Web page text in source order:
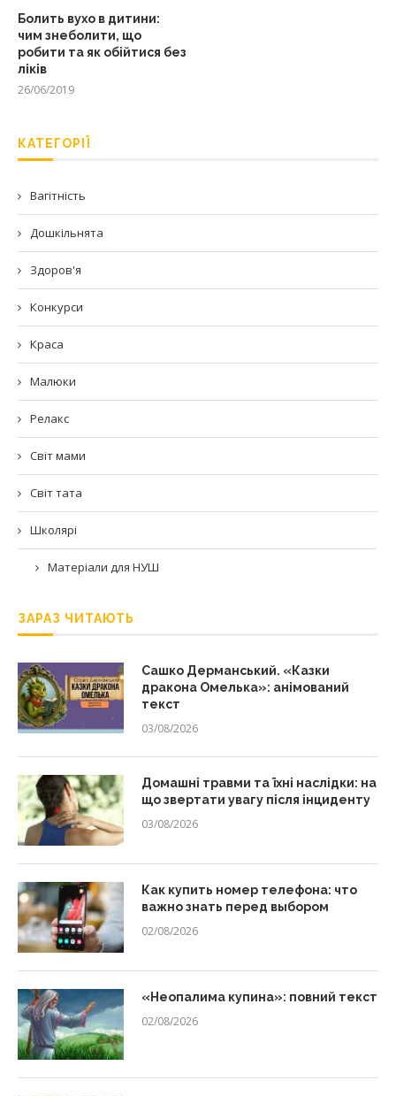
Болить вухо в дитини:
чим знеболити, що
робити та як обійтися без
ліків
26/06/2019
КАТЕГОРІЇ
Вагітність
Дошкільнята
Здоров'я
Конкурси
Краса
Малюки
Релакс
Світ мами
Світ тата
Школярі
Матеріали для НУШ
ЗАРАЗ ЧИТАЮТЬ
Сашко Дерманський. «Казки
дракона Омелька»: анімований
текст
03/08/2026
Домашні травми та їхні наслідки: на
що звертати увагу після інциденту
03/08/2026
Как купить номер телефона: что
важно знать перед выбором
02/08/2026
«Неопалима купина»: повний текст
02/08/2026